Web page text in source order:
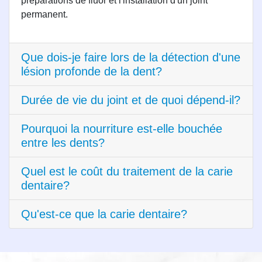
permanent.
Que dois-je faire lors de la détection d'une
lésion profonde de la dent?
Durée de vie du joint et de quoi dépend-il?
Pourquoi la nourriture est-elle bouchée
entre les dents?
Quel est le coût du traitement de la carie
dentaire?
Qu'est-ce que la carie dentaire?